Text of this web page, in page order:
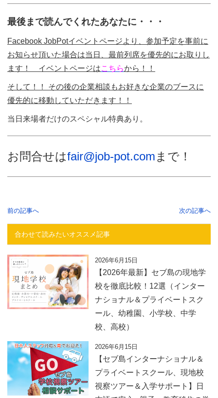
最後まで読んでくれたあなたに・・・
Facebook JobPotイベントページより、参加予定を事前に
お知らせ頂いた場合は当日、最前列席を優先的にお取りし
ます！ イベントページはこちらから！！
そして！！ その後の企業相談もお好きな企業のブースに
優先的に移動していただきます！！
当日来場者だけのスペシャル特典あり。
お問合せはfair@job-pot.com まで！
前の記事へ 次の記事へ
合わせて読みたいオススメ記事
2026年6月15日
【2026年最新】セブ島の現地学
校を徹底比較！12選（インター
ナショナル＆プライベートスク
ール、幼稚園、小学校、中学
校、高校）
2026年6月15日
【セブ島インターナショナル＆
プライベートスクール、現地校
視察ツアー＆入学サポート】日